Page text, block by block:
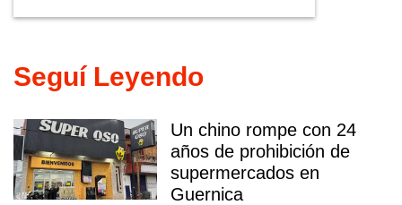
Seguí Leyendo
Un chino rompe con 24
años de prohibición de
supermercados en
Guernica